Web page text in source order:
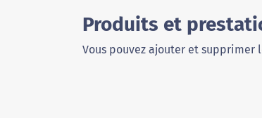
Produits et
Vous pouvez ajouter et